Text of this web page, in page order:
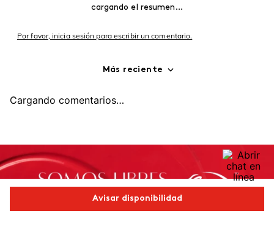
Avisar disponibilidad
cargando el resumen…
Por favor, inicia sesión para escribir un comentario.
Más reciente
Cargando comentarios…